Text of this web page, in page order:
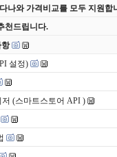
나와 가격비교를 모두 지원합
천드립니다.
항
설정)
(스마트스토어 API )